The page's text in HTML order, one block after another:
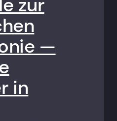
—
in